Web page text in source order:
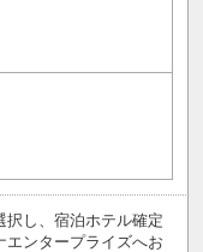
し、宿泊ホテル確定
エンタープライズへお